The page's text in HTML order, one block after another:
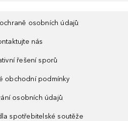
osobních údajů
nás
řešení sporů
obchodní podmínky
osobních údajů
spotřebitelské soutěže